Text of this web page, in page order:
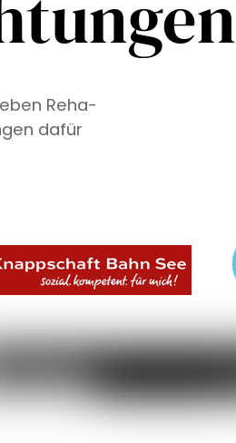
Reha-
dafür